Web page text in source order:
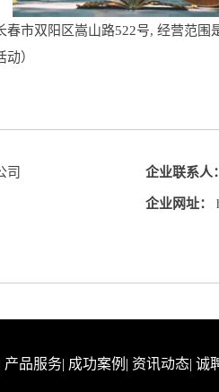
市双阳区嵩山路522号, 经营范
）
司 企业联系人：
企业网址：
产品服务| 成功案例 | 资讯动态| 诚